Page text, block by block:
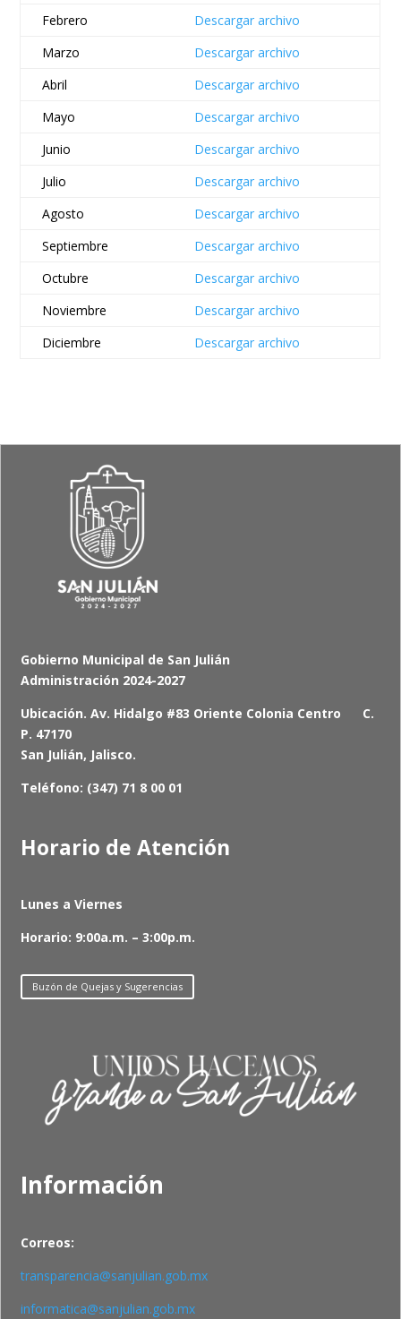
Febrero
Descargar archivo
Marzo
Descargar archivo
Abril
Descargar archivo
Mayo
Descargar archivo
Junio
Descargar archivo
Julio
Descargar archivo
Agosto
Descargar archivo
Septiembre
Descargar archivo
Octubre
Descargar archivo
Noviembre
Descargar archivo
Diciembre
Descargar archivo
Gobierno Municipal de San Julián
Administración 2024-2027
Ubicación. Av. Hidalgo #83 Oriente Colonia Centro C.
P. 47170
San Julián, Jalisco.
Teléfono: (347) 71 8 00 01
Horario de Atención
Lunes a Viernes
Horario: 9:00a.m. – 3:00p.m.
Buzón de Quejas y Sugerencias
Información
Correos:
transparencia@sanjulian.gob.mx
informatica@sanjulian.gob.mx